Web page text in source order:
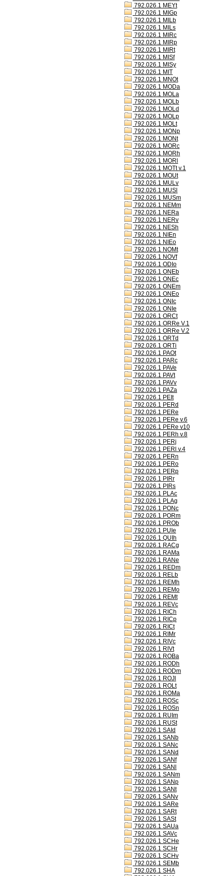
792.026.1 MEYt
792.026.1 MIGp
792.026.1 MILb
792.026.1 MILs
792.026.1 MIRc
792.026.1 MIRp
792.026.1 MIRt
792.026.1 MISf
792.026.1 MISy
792.026.1 MIT
792.026.1 MNOt
792.026.1 MODa
792.026.1 MOLa
792.026.1 MOLb
792.026.1 MOLd
792.026.1 MOLp
792.026.1 MOLt
792.026.1 MONp
792.026.1 MONt
792.026.1 MORc
792.026.1 MORh
792.026.1 MORl
792.026.1 MOTt v.1
792.026.1 MOUt
792.026.1 MULv
792.026.1 MUSl
792.026.1 MUSm
792.026.1 NEMm
792.026.1 NERa
792.026.1 NERv
792.026.1 NESh
792.026.1 NIEn
792.026.1 NIEo
792.026.1 NOMt
792.026.1 NOVf
792.026.1 ODIo
792.026.1 ONEb
792.026.1 ONEc
792.026.1 ONEm
792.026.1 ONEo
792.026.1 ONIc
792.026.1 ONIe
792.026.1 ORCt
792.026.1 ORRe V.1
792.026.1 ORRe V.2
792.026.1 ORTd
792.026.1 ORTi
792.026.1 PAOt
792.026.1 PARc
792.026.1 PAVe
792.026.1 PAVt
792.026.1 PAVv
792.026.1 PAZa
792.026.1 PEIt
792.026.1 PERd
792.026.1 PERe
792.026.1 PERe v.6
792.026.1 PERe v10
792.026.1 PERh v.8
792.026.1 PERj
792.026.1 PERl v.4
792.026.1 PERn
792.026.1 PERo
792.026.1 PERp
792.026.1 PIRr
792.026.1 PIRs
792.026.1 PLAc
792.026.1 PLAg
792.026.1 PONc
792.026.1 PORm
792.026.1 PROb
792.026.1 PUIe
792.026.1 QUIh
792.026.1 RACg
792.026.1 RAMa
792.026.1 RANe
792.026.1 REDm
792.026.1 RELb
792.026.1 REMh
792.026.1 REMo
792.026.1 REMt
792.026.1 REVc
792.026.1 RICh
792.026.1 RICp
792.026.1 RICt
792.026.1 RIMr
792.026.1 RIVc
792.026.1 RIVt
792.026.1 ROBa
792.026.1 RODh
792.026.1 RODm
792.026.1 ROJl
792.026.1 ROLt
792.026.1 ROMa
792.026.1 ROSc
792.026.1 ROSn
792.026.1 RUIm
792.026.1 RUSt
792.026.1 SAId
792.026.1 SANb
792.026.1 SANc
792.026.1 SANd
792.026.1 SANf
792.026.1 SANl
792.026.1 SANm
792.026.1 SANp
792.026.1 SANt
792.026.1 SANv
792.026.1 SARe
792.026.1 SARt
792.026.1 SASt
792.026.1 SAUa
792.026.1 SAVc
792.026.1 SCHe
792.026.1 SCHr
792.026.1 SCHv
792.026.1 SEMb
792.026.1 SHA